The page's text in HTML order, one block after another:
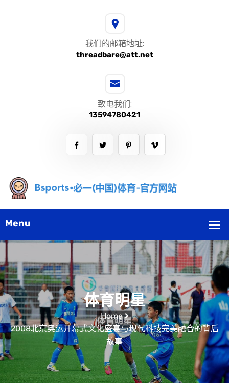
我们的邮箱地址:
threadbare@att.net
致电我们:
13594780421
体育明星
Home
2008北京奥运开幕式文化盛宴与现代科技完美融合的背后
故事